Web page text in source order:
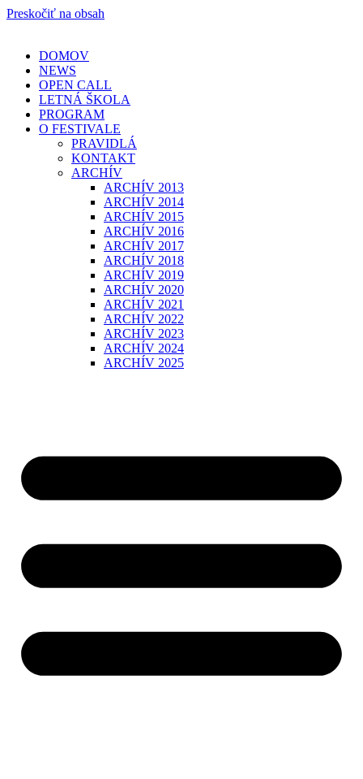
Preskočiť na obsah
DOMOV
NEWS
OPEN CALL
LETNÁ ŠKOLA
PROGRAM
O FESTIVALE
PRAVIDLÁ
KONTAKT
ARCHÍV
ARCHÍV 2013
ARCHÍV 2014
ARCHÍV 2015
ARCHÍV 2016
ARCHÍV 2017
ARCHÍV 2018
ARCHÍV 2019
ARCHÍV 2020
ARCHÍV 2021
ARCHÍV 2022
ARCHÍV 2023
ARCHÍV 2024
ARCHÍV 2025